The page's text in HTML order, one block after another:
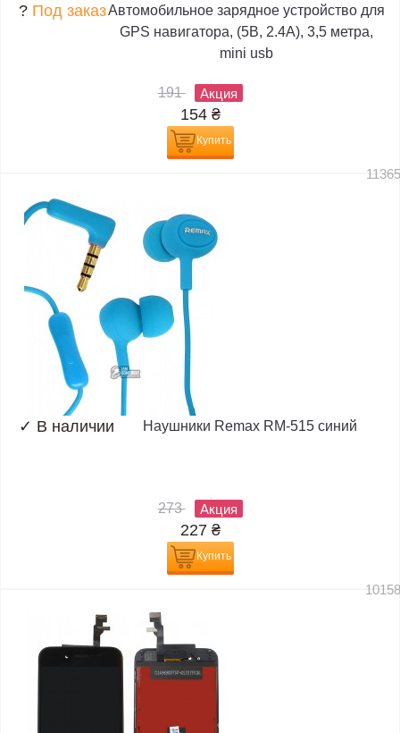
? Под заказАвтомобильное зарядное устройство для
GPS навигатора, (5В, 2.4А), 3,5 метра,
mini usb
191 Акция
154 ₴
Купить
✓ В наличии Наушники Remax RM-515 синий
273 Акция
227 ₴
Купить